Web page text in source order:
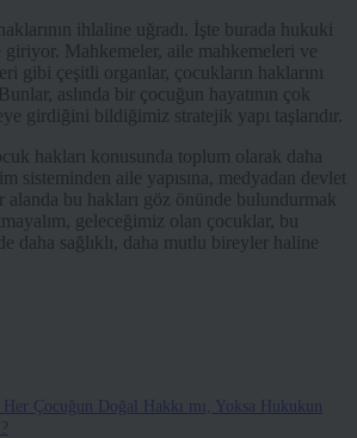
ihlaline uğradı. İşte burada hukuki
giriyor. Mahkemeler, aile mahkemeleri ve
gibi çeşitli organlar, çocukların haklarını
aslında bir çocuğun hayatının çok
girdiğini bildiğimiz stratejik yapı taşlarıdır.
hakları konusunda toplum olarak daha
sisteminden aile yapısına, medyadan devlet
alanda bu hakları göz önünde bulundurmak
geleceğimiz olan çocuklar, bu
daha sağlıklı, daha mutlu bireyler haline
Çocuğun Doğal Hakkı mı, Yoksa Hukukun